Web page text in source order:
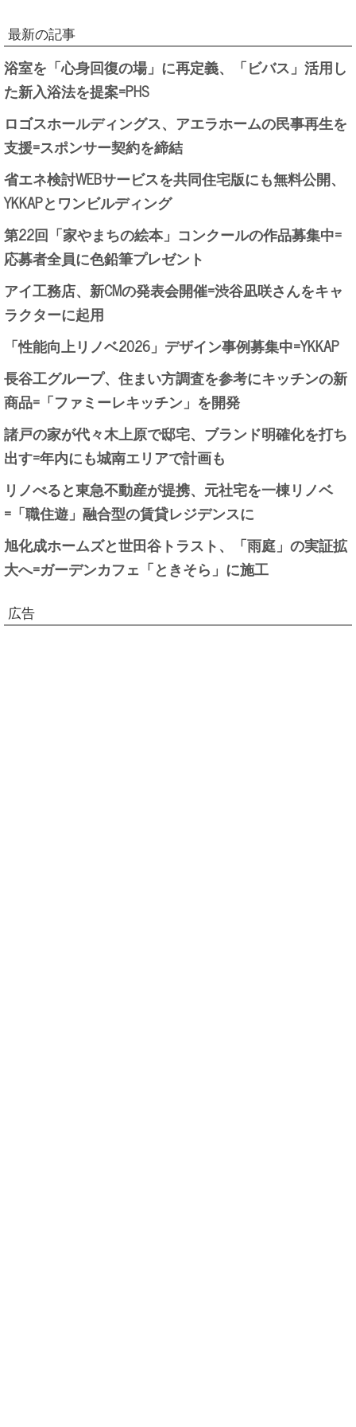
最新の記事
浴室を「心身回復の場」に再定義、「ビバス」活用し
た新入浴法を提案=PHS
ロゴスホールディングス、アエラホームの民事再生を
支援=スポンサー契約を締結
省エネ検討WEBサービスを共同住宅版にも無料公開、
YKKAPとワンビルディング
第22回「家やまちの絵本」コンクールの作品募集中=
応募者全員に色鉛筆プレゼント
アイ工務店、新CMの発表会開催=渋谷凪咲さんをキャ
ラクターに起用
「性能向上リノベ2026」デザイン事例募集中=YKKAP
長谷工グループ、住まい方調査を参考にキッチンの新
商品=「ファミーレキッチン」を開発
諸戸の家が代々木上原で邸宅、ブランド明確化を打ち
出す=年内にも城南エリアで計画も
リノべると東急不動産が提携、元社宅を一棟リノベ
=「職住遊」融合型の賃貸レジデンスに
旭化成ホームズと世田谷トラスト、「雨庭」の実証拡
大へ=ガーデンカフェ「ときそら」に施工
広告